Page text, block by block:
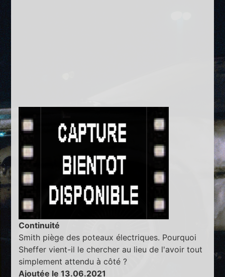
Continuité
Smith piège des poteaux électriques. Pourquoi
Sheffer vient-il le chercher au lieu de l'avoir tout
simplement attendu à côté ?
Ajoutée le 13.06.2021